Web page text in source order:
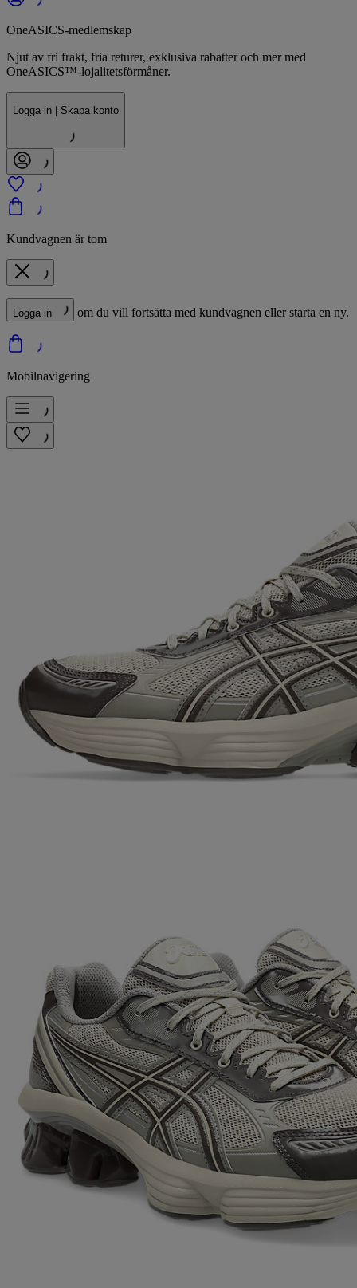
OneASICS-medlemskap
Njut av fri frakt, fria returer, exklusiva rabatter och mer med
OneASICS™-lojalitetsförmåner.
Logga in | Skapa konto
Kundvagnen är tom
Logga in om du vill fortsätta med kundvagnen eller starta en ny.
Mobilnavigering